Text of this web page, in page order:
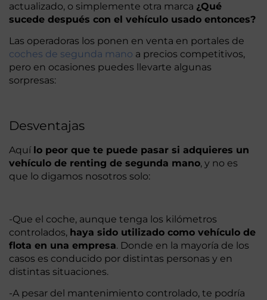
actualizado, o simplemente otra marca ¿Qué
sucede después con el vehículo usado entonces?
Las operadoras los ponen en venta en portales de
coches de segunda mano a precios competitivos,
pero en ocasiones puedes llevarte algunas
sorpresas:
Desventajas
Aquí lo peor que te puede pasar si adquieres un
vehículo de renting de segunda mano, y no es
que lo digamos nosotros solo:
-Que el coche, aunque tenga los kilómetros
controlados, haya sido utilizado como vehículo de
flota en una empresa. Donde en la mayoría de los
casos es conducido por distintas personas y en
distintas situaciones.
-A pesar del mantenimiento controlado, te podría